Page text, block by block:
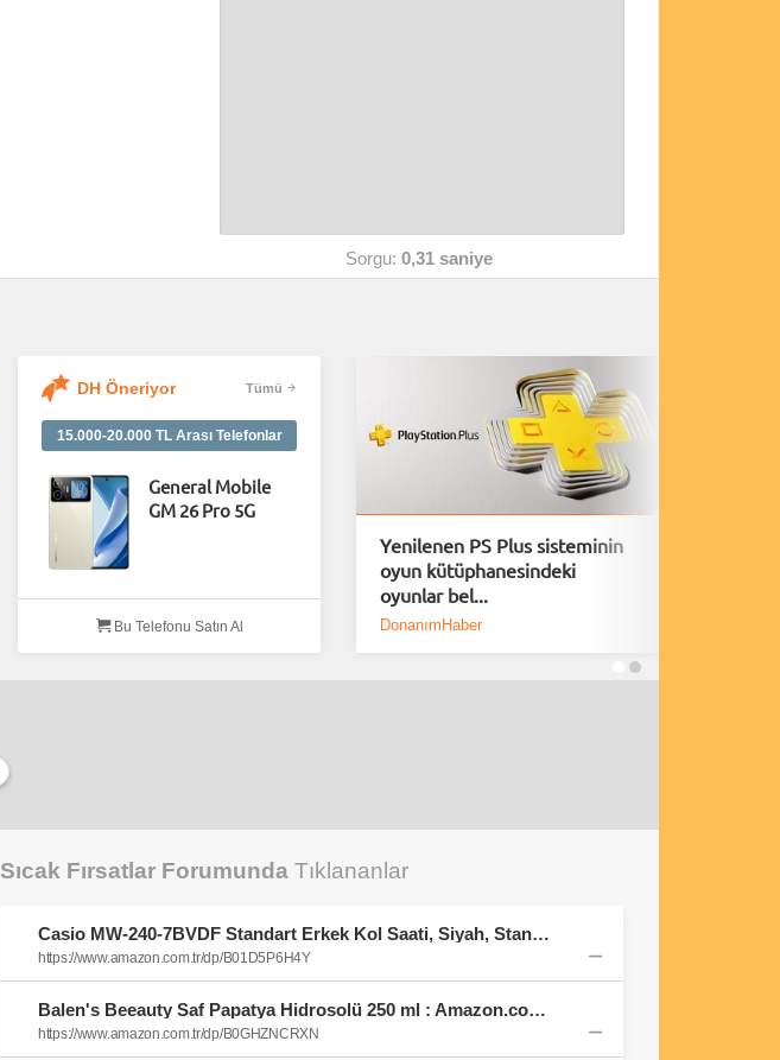
Sorgu: 0,31 saniye
DH Öneriyor Tümü
15.000-20.000 TL Arası Telefonlar
General Mobile
GM 26 Pro 5G
Bu Telefonu Satın Al
Yenilenen PS Plus sisteminin
oyun kütüphanesindeki
oyunlar bel...
DonanımHaber
Sıcak Fırsatlar Forumunda Tıklananlar
Casio MW-240-7BVDF Standart Erkek Kol Saati, Siyah, Standart : Amazon.com.tr: Moda
https://www.amazon.com.tr/dp/B01D5P6H4Y
Balen's Beeauty Saf Papatya Hidrosolü 250 ml : Amazon.com.tr: Kişisel Bakım ve Kozmetik
https://www.amazon.com.tr/dp/B0GHZNCRXN